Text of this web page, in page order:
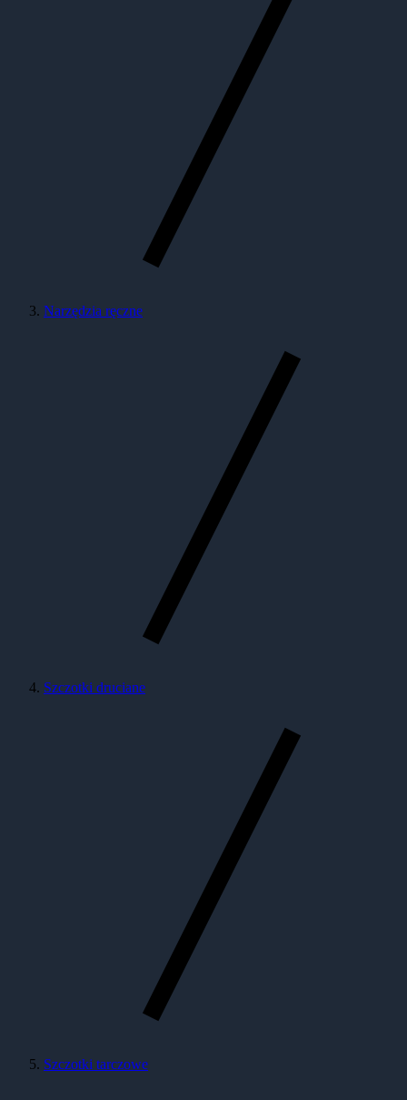
Narzędzia ręczne
Szczotki druciane
Szczotki tarczowe